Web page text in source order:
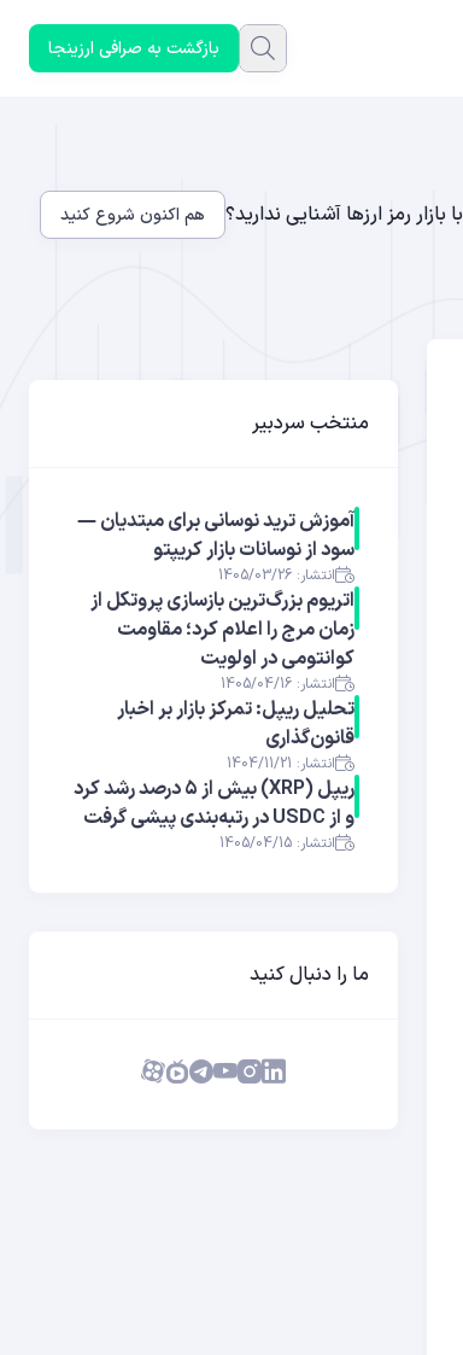
بازگشت به صرافی ارزینجا
با بازار رمز ارزها آشنایی ندارید؟ هم اکنون شروع کنید
منتخب سردبیر
آموزش ترید نوسانی برای مبتدیان —
سود از نوسانات بازار کریپتو
انتشار: 1405/03/26
اتریوم بزرگ‌ترین بازسازی پروتکل از
زمان مرج را اعلام کرد؛ مقاومت
کوانتومی در اولویت
انتشار: 1405/04/16
تحلیل ریپل: تمرکز بازار بر اخبار
قانون‌گذاری
انتشار: 1404/11/21
ریپل (XRP) بیش از ۵ درصد رشد کرد
و از USDC در رتبه‌بندی پیشی گرفت
انتشار: 1405/04/15
ما را دنبال کنید